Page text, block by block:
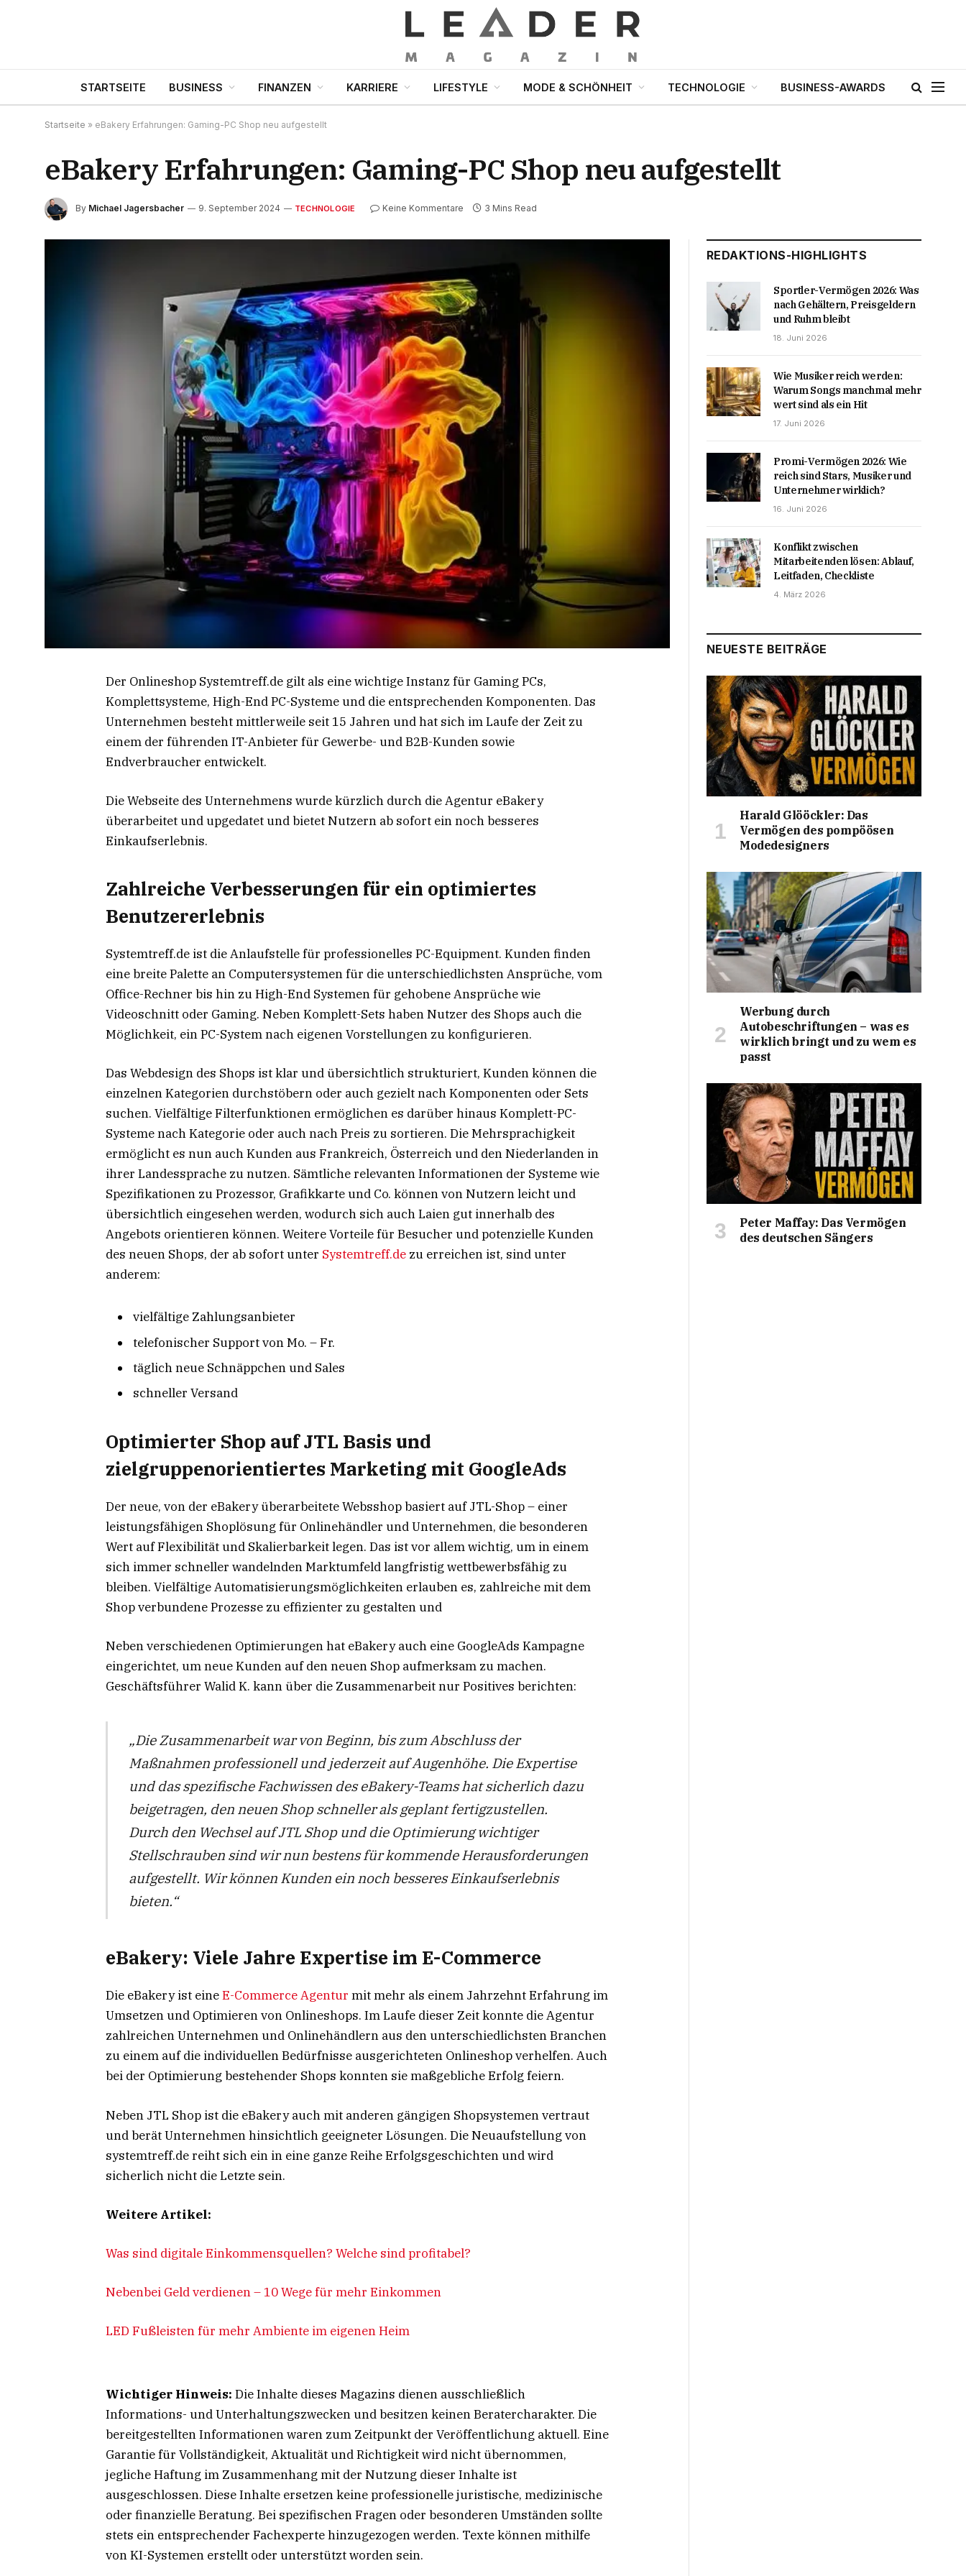
STARTSEITE BUSINESS FINANZEN KARRIERE LIFESTYLE MODE & SCHÖNHEIT TECHNOLOGIE BUSINESS-AWARDS
Startseite » eBakery Erfahrungen: Gaming-PC Shop neu aufgestellt
eBakery Erfahrungen: Gaming-PC Shop neu aufgestellt
By Michael Jagersbacher 9. September 2024 TECHNOLOGIE Keine Kommentare 3 Mins Read
Der Onlineshop Systemtreff.de gilt als eine wichtige Instanz für Gaming PCs,
Komplettsysteme, High-End PC-Systeme und die entsprechenden Komponenten. Das
Unternehmen besteht mittlerweile seit 15 Jahren und hat sich im Laufe der Zeit zu
einem der führenden IT-Anbieter für Gewerbe- und B2B-Kunden sowie
Endverbraucher entwickelt.
Die Webseite des Unternehmens wurde kürzlich durch die Agentur eBakery
überarbeitet und upgedatet und bietet Nutzern ab sofort ein noch besseres
Einkaufserlebnis.
Zahlreiche Verbesserungen für ein optimiertes
Benutzererlebnis
Systemtreff.de ist die Anlaufstelle für professionelles PC-Equipment. Kunden finden
eine breite Palette an Computersystemen für die unterschiedlichsten Ansprüche, vom
Office-Rechner bis hin zu High-End Systemen für gehobene Ansprüche wie
Videoschnitt oder Gaming. Neben Komplett-Sets haben Nutzer des Shops auch die
Möglichkeit, ein PC-System nach eigenen Vorstellungen zu konfigurieren.
Das Webdesign des Shops ist klar und übersichtlich strukturiert, Kunden können die
einzelnen Kategorien durchstöbern oder auch gezielt nach Komponenten oder Sets
suchen. Vielfältige Filterfunktionen ermöglichen es darüber hinaus Komplett-PC-
Systeme nach Kategorie oder auch nach Preis zu sortieren. Die Mehrsprachigkeit
ermöglicht es nun auch Kunden aus Frankreich, Österreich und den Niederlanden in
ihrer Landessprache zu nutzen. Sämtliche relevanten Informationen der Systeme wie
Spezifikationen zu Prozessor, Grafikkarte und Co. können von Nutzern leicht und
übersichtlich eingesehen werden, wodurch sich auch Laien gut innerhalb des
Angebots orientieren können. Weitere Vorteile für Besucher und potenzielle Kunden
des neuen Shops, der ab sofort unter Systemtreff.de zu erreichen ist, sind unter
anderem:
vielfältige Zahlungsanbieter
telefonischer Support von Mo. – Fr.
täglich neue Schnäppchen und Sales
schneller Versand
Optimierter Shop auf JTL Basis und
zielgruppenorientiertes Marketing mit GoogleAds
Der neue, von der eBakery überarbeitete Websshop basiert auf JTL-Shop – einer
leistungsfähigen Shoplösung für Onlinehändler und Unternehmen, die besonderen
Wert auf Flexibilität und Skalierbarkeit legen. Das ist vor allem wichtig, um in einem
sich immer schneller wandelnden Marktumfeld langfristig wettbewerbsfähig zu
bleiben. Vielfältige Automatisierungsmöglichkeiten erlauben es, zahlreiche mit dem
Shop verbundene Prozesse zu effizienter zu gestalten und
Neben verschiedenen Optimierungen hat eBakery auch eine GoogleAds Kampagne
eingerichtet, um neue Kunden auf den neuen Shop aufmerksam zu machen.
Geschäftsführer Walid K. kann über die Zusammenarbeit nur Positives berichten:
„Die Zusammenarbeit war von Beginn, bis zum Abschluss der
Maßnahmen professionell und jederzeit auf Augenhöhe. Die Expertise
und das spezifische Fachwissen des eBakery-Teams hat sicherlich dazu
beigetragen, den neuen Shop schneller als geplant fertigzustellen.
Durch den Wechsel auf JTL Shop und die Optimierung wichtiger
Stellschrauben sind wir nun bestens für kommende Herausforderungen
aufgestellt. Wir können Kunden ein noch besseres Einkaufserlebnis
bieten.“
eBakery: Viele Jahre Expertise im E-Commerce
Die eBakery ist eineE-Commerce Agentur mit mehr als einem Jahrzehnt Erfahrung im
Umsetzen und Optimieren von Onlineshops. Im Laufe dieser Zeit konnte die Agentur
zahlreichen Unternehmen und Onlinehändlern aus den unterschiedlichsten Branchen
zu einem auf die individuellen Bedürfnisse ausgerichteten Onlineshop verhelfen. Auch
bei der Optimierung bestehender Shops konnten sie maßgebliche Erfolg feiern.
Neben JTL Shop ist die eBakery auch mit anderen gängigen Shopsystemen vertraut
und berät Unternehmen hinsichtlich geeigneter Lösungen. Die Neuaufstellung von
systemtreff.de reiht sich ein in eine ganze Reihe Erfolgsgeschichten und wird
sicherlich nicht die Letzte sein.
Weitere Artikel:
Was sind digitale Einkommensquellen? Welche sind profitabel?
Nebenbei Geld verdienen – 10 Wege für mehr Einkommen
LED Fußleisten für mehr Ambiente im eigenen Heim
Wichtiger Hinweis: Die Inhalte dieses Magazins dienen ausschließlich
Informations- und Unterhaltungszwecken und besitzen keinen Beratercharakter. Die
bereitgestellten Informationen waren zum Zeitpunkt der Veröffentlichung aktuell. Eine
Garantie für Vollständigkeit, Aktualität und Richtigkeit wird nicht übernommen,
jegliche Haftung im Zusammenhang mit der Nutzung dieser Inhalte ist
ausgeschlossen. Diese Inhalte ersetzen keine professionelle juristische, medizinische
oder finanzielle Beratung. Bei spezifischen Fragen oder besonderen Umständen sollte
stets ein entsprechender Fachexperte hinzugezogen werden. Texte können mithilfe
von KI-Systemen erstellt oder unterstützt worden sein.
REDAKTIONS-HIGHLIGHTS
Sportler-Vermögen 2026: Was
nach Gehältern, Preisgeldern
und Ruhm bleibt
18. Juni 2026
Wie Musiker reich werden:
Warum Songs manchmal mehr
wert sind als ein Hit
17. Juni 2026
Promi-Vermögen 2026: Wie
reich sind Stars, Musiker und
Unternehmer wirklich?
16. Juni 2026
Konflikt zwischen
Mitarbeitenden lösen: Ablauf,
Leitfaden, Checkliste
4. März 2026
NEUESTE BEITRÄGE
Harald Glööckler: Das
Vermögen des pompöösen
Modedesigners
Werbung durch
Autobeschriftungen – was es
wirklich bringt und zu wem es
passt
Peter Maffay: Das Vermögen
des deutschen Sängers